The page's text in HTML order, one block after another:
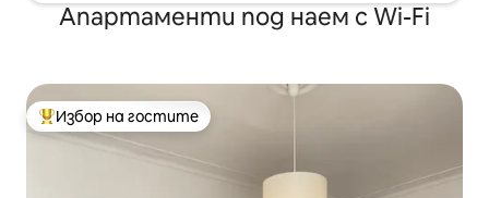
Апартаменти под наем с Wi-Fi
Най-популярен избор на гостите
Избор на гостите